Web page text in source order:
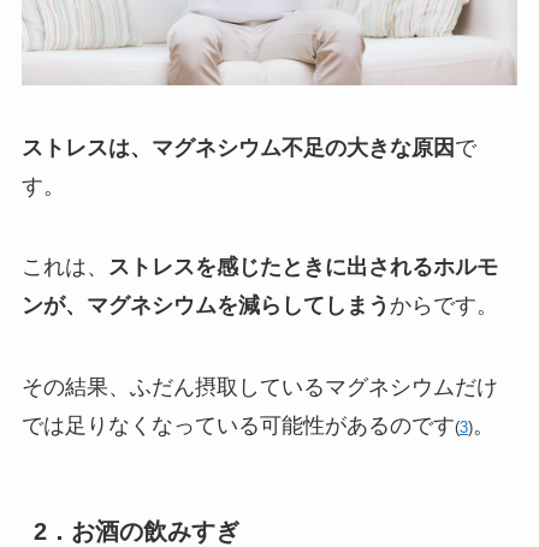
ストレスは、マグネシウム不足の大きな原因 で
す。
これは、 ストレスを感じたときに出されるホルモ
ンが、マグネシウムを減らしてしまう からです。
その結果、ふだん摂取しているマグネシウムだけ
では足りなくなっている可能性があるのです(3)。
2．お酒の飲みすぎ